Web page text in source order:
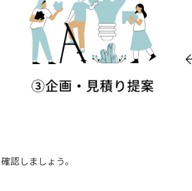
認しましょう。